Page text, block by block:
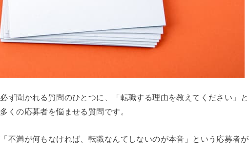
ず聞かれる質問のひとつに、「転職する理由を教えてください」と
くの応募者を悩ませる質問です。
不満が何もなければ、転職なんてしないのが本音」という応募者が